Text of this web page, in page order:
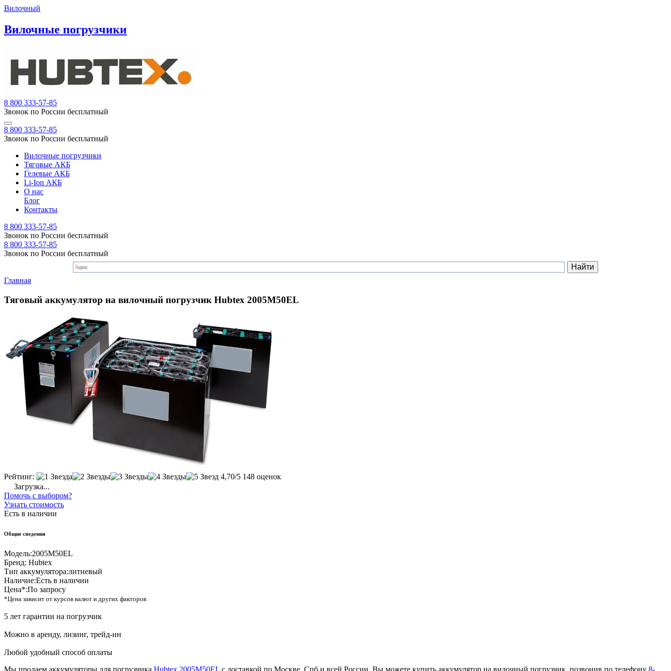
Вилочный
Вилочные погрузчики
8 800 333-57-85
Звонок по России бесплатный
8 800 333-57-85
Звонок по России бесплатный
Вилочные погрузчики
Тяговые АКБ
Гелевые АКБ
Li-Ion АКБ
О нас
Блог
Контакты
8 800 333-57-85
Звонок по России бесплатный
8 800 333-57-85
Звонок по России бесплатный
Главная
Тяговый аккумулятор на вилочный погрузчик Hubtex 2005M50EL
Рейтинг: 4,70/5 148 оценок
Загрузка...
Помочь с выбором?
Узнать стоимость
Есть в наличии
Общие сведения
Модель:2005M50EL
Бренд: Hubtex
Тип аккумулятора:литиевый
Наличие:Есть в наличии
Цена*:По запросу
*Цена зависит от курсов валют и других факторов
5 лет гарантии на погрузчик
Можно в аренду, лизинг, трейд-ин
Любой удобный способ оплаты